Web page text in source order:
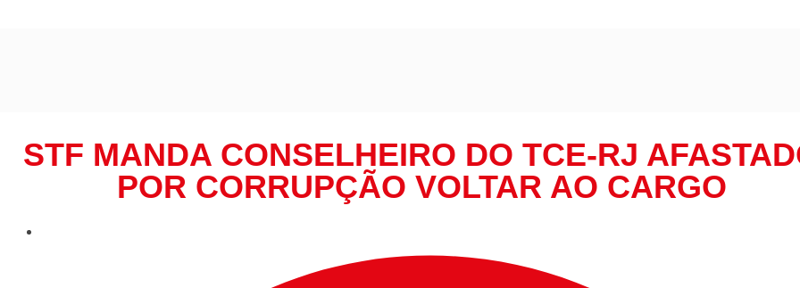
STF MANDA CONSELHEIRO DO TCE-RJ
POR CORRUPÇÃO VOLTAR AO CARGO